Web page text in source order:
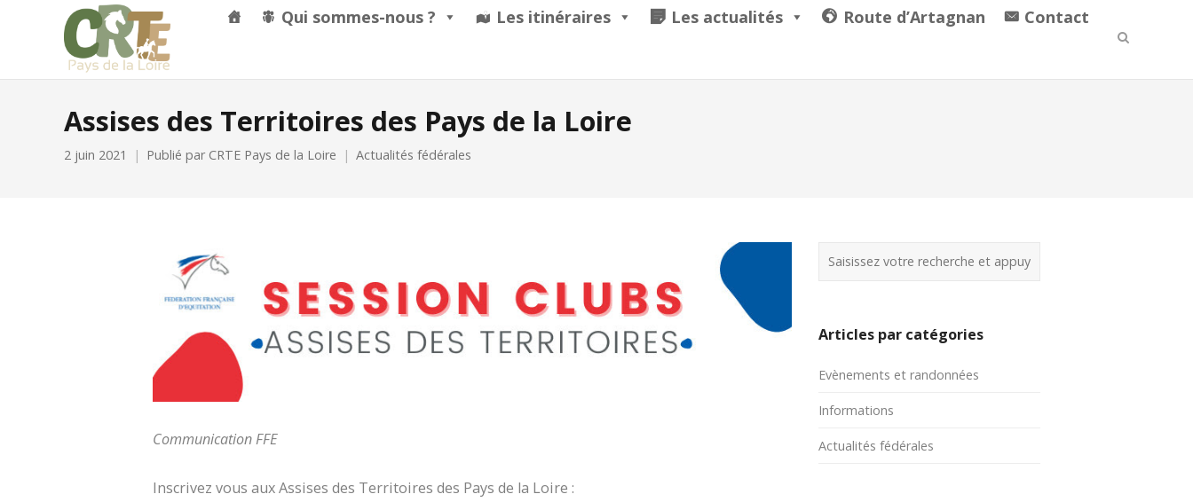
Qui sommes-nous ? Les itinéraires Les actualités Route d’Artagnan Contact
Assises des Territoires des Pays de la Loire
2 juin 2021 Publié par CRTE Pays de la Loire Actualités fédérales
Communication FFE
Inscrivez vous aux Assises des Territoires des Pays de la Loire :
Articles par catégories
Evènements et randonnées
Informations
Actualités fédérales